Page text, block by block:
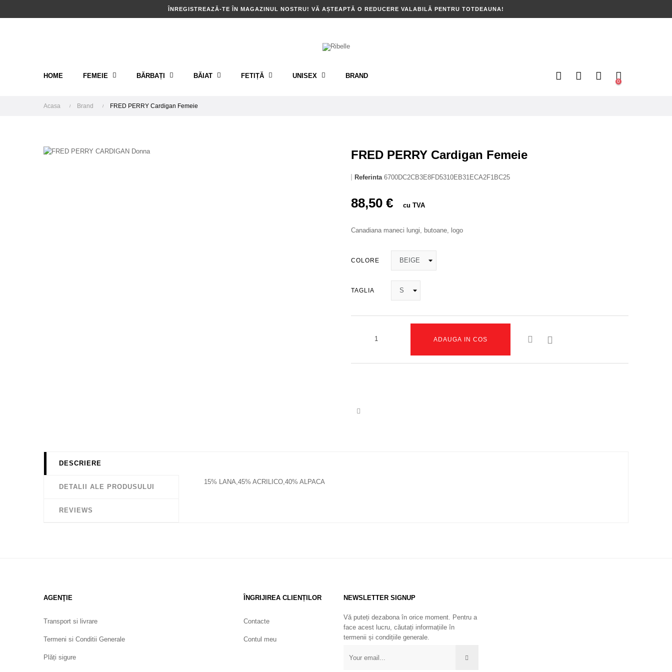
ÎNREGISTREAZĂ-TE ÎN MAGAZINUL NOSTRU! VĂ AȘTEAPTĂ O REDUCERE VALABILĂ PENTRU TOTDEAUNA!
HOME FEMEIE BĂRBAȚI BĂIAT FETIȚĂ UNISEX BRAND
0
Acasa Brand FRED PERRY Cardigan Femeie
FRED PERRY Cardigan Femeie
Referinta 6700DC2CB3E8FD5310EB31ECA2F1BC25
88,50 € cu TVA
Canadiana maneci lungi, butoane, logo
COLORE
TAGLIA
ADAUGA IN COS 
DESCRIERE
DETALII ALE PRODUSULUI
REVIEWS
15% LANA,45% ACRILICO,40% ALPACA
AGENŢIE
Transport si livrare
Termeni si Conditii Generale
Plăți sigure
ÎNGRIJIREA CLIENȚILOR
Contacte
Contul meu
NEWSLETTER SIGNUP
Vă puteți dezabona în orice moment. Pentru a
face acest lucru, căutați informațiile în
termenii și condițiile generale.